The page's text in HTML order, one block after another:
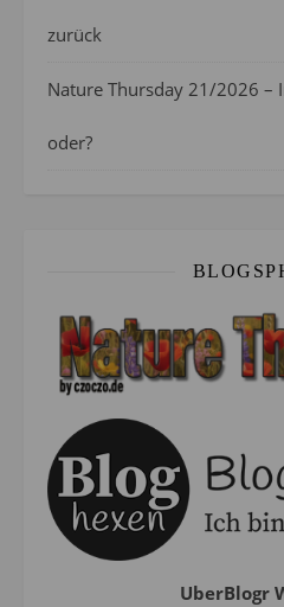
zurück
Nature Thursday 21/2026 –
oder?
UberBlogr